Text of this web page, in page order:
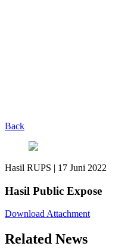
Back
Hasil RUPS | 17 Juni 2022
Hasil Public Expose
Download Attachment
Related News